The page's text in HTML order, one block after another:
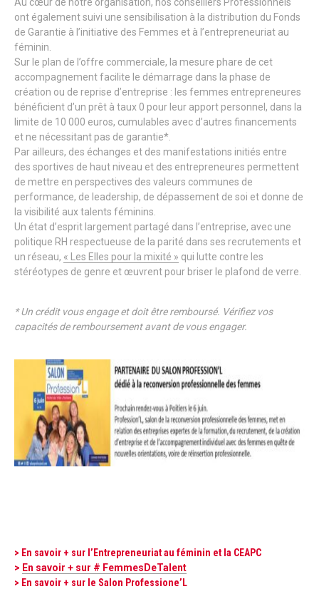
ont également suivi une sensibilisation à la distribution du Fonds
de Garantie à l’initiative des Femmes et à l’entrepreneuriat au
féminin.
Sur le plan de l’offre commerciale, la mesure phare de cet
accompagnement facilite le démarrage dans la phase de
création ou de reprise d’entreprise : les femmes entrepreneures
bénéficient d’un prêt à taux 0 pour leur apport personnel, dans la
limite de 10 000 euros, cumulables avec d’autres financements
et ne nécessitant pas de garantie*.
Par ailleurs, des échanges et des manifestations initiés entre
des sportives de haut niveau et des entrepreneures permettent
de mettre en perspectives des valeurs communes de
performance, de leadership, de dépassement de soi et donne de
la visibilité aux talents féminins.
Un état d’esprit largement partagé dans l’entreprise, avec une
politique RH respectueuse de la parité dans ses recrutements et
un réseau, « Les Elles pour la mixité » qui lutte contre les
stéréotypes de genre et œuvrent pour briser le plafond de verre.
* Un crédit vous engage et doit être remboursé. Vérifiez vos
capacités de remboursement avant de vous engager.
> En savoir + sur l’Entrepreneuriat au féminin et la CEAPC
> En savoir + sur # FemmesDeTalent
> En savoir + sur le Salon Professione’L